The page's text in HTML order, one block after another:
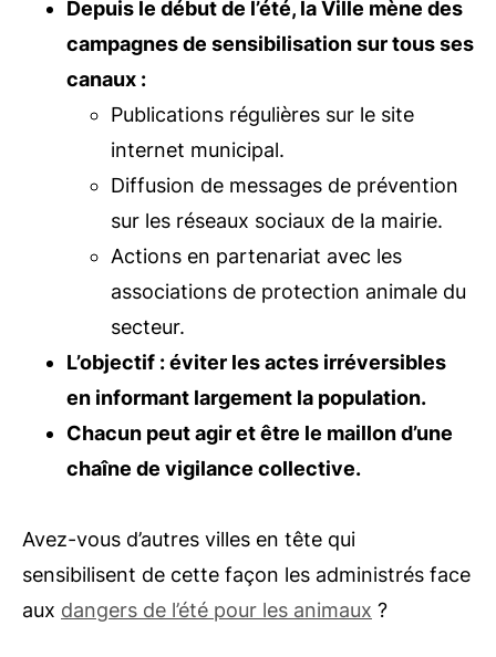
Depuis le début de l’été, la Ville mène des
campagnes de sensibilisation sur tous ses
canaux :
Publications régulières sur le site
internet municipal.
Diffusion de messages de prévention
sur les réseaux sociaux de la mairie.
Actions en partenariat avec les
associations de protection animale du
secteur.
L’objectif : éviter les actes irréversibles
en informant largement la population.
Chacun peut agir et être le maillon d’une
chaîne de vigilance collective.
Avez-vous d’autres villes en tête qui
sensibilisent de cette façon les administrés face
aux dangers de l’été pour les animaux ?